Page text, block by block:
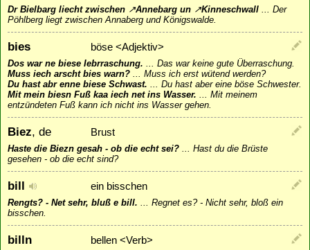
Dr Bielbarg liecht zwischen ↗Annebarg un ↗Kinneschwall
Der
Pöhlberg liegt zwischen Annaberg und Königswalde.
bies böse <Adjektiv>
Dos war ne biese Iebrraschung.
Das war keine gute Überraschung.
Muss iech arscht bies warn?
Muss ich erst wütend werden?
Du hast abr enne biese Schwast.
Du hast aber eine böse Schwester.
Mit mein biesn Fuß kaa iech net ins Wasser.
Mit meinem
entzündeten Fuß kann ich nicht ins Wasser gehen.
Biez, de Brust
Haste die Biezn gesah - ob die echt sei?
Hast du die Brüste
gesehen - ob die echt sind?
bill ein bisschen
Rengts? - Net sehr, bluß e bill.
Regnet es? - Nicht sehr, bloß ein
bisschen.
billn bellen <Verb>